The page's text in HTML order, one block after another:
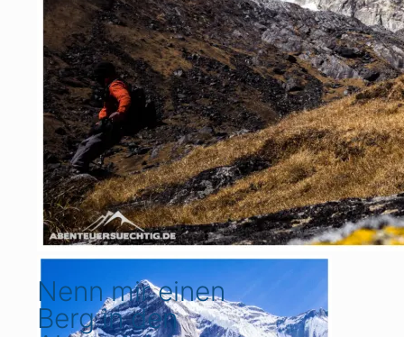
Nenn mir einen
Berg in den